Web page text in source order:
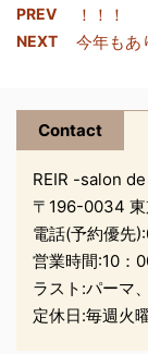
まりやくなる
一度の施術で
施術も普段の
分プラスするだ
直接お話できて
も多いのです
みで医師から
められていまし
日はお休みを
け出勤したり
りしている状
しかしついに
トップがかか
い、入院には
PREV ！！！
NEXT 今年もあ
Contact
REIR -salon
〒196-0034
電話(予約優先):
営業時間:10：
ラスト:パーマ
定休日:毎週火